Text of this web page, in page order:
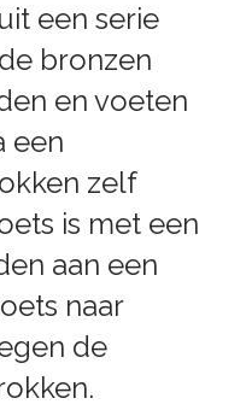
een serie
bronzen
en voeten
een
zelf
is met een
aan een
naar
de